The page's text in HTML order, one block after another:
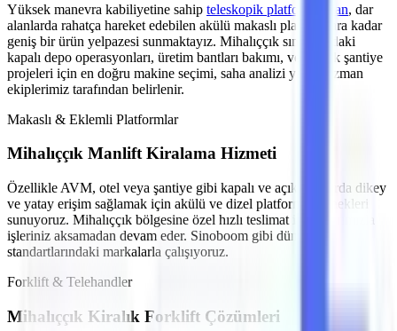
Yüksek manevra kabiliyetine sahip teleskopik platformlardan, dar
alanlarda rahatça hareket edebilen akülü makaslı platformlara kadar
geniş bir ürün yelpazesi sunmaktayız. Mihalıççık sınırlarındaki
kapalı depo operasyonları, üretim bantları bakımı, veya açık şantiye
projeleri için en doğru makine seçimi, saha analizi yapan uzman
ekiplerimiz tarafından belirlenir.
Makaslı & Eklemli Platformlar
Mihalıççık Manlift Kiralama Hizmeti
Özellikle AVM, otel veya şantiye gibi kapalı ve açık alanlarda dikey
ve yatay erişim sağlamak için akülü ve dizel platform seçenekleri
sunuyoruz. Mihalıççık bölgesine özel hızlı teslimat imkanlarımızla
işleriniz aksamadan devam eder. Sinoboom gibi dünya
standartlarındaki markalarla çalışıyoruz.
Forklift & Telehandler
Mihalıççık Kiralık Forklift Çözümleri